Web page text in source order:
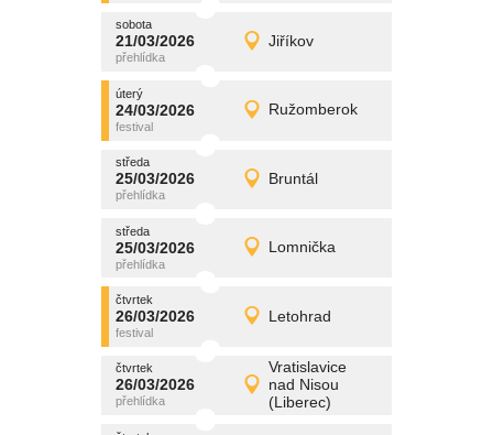
sobota
21/03/2026 Jiříkov
sobota
21/03/2026 Detail
promítání
úterý
24/03/2026 Ružomberok
úterý
24/03/2026 Detail
promítání
středa
25/03/2026 Bruntál
středa
25/03/2026 Detail
promítání
středa
25/03/2026 Lomnička
středa
25/03/2026 Detail
promítání
čtvrtek
26/03/2026 Letohrad
čtvrtek
26/03/2026 Detail
promítání
čtvrtek
26/03/2026
Vratislavice
nad Nisou
(Liberec)
čtvrtek
26/03/2026 Detail
promítání